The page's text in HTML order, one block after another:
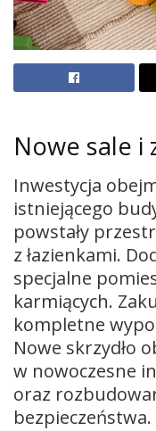
Nowe sale i
Inwestycja
istniejącego
powstały
z łazienkami.
specjalne
karmiących.
kompletne
Nowe skrzydło
w nowoczesne
oraz
bezpieczeństwa.